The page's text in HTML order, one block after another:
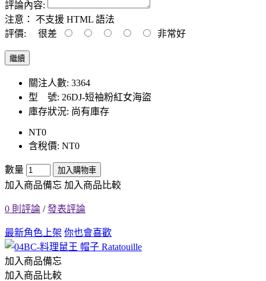
評論內容:
注意：
不支援 HTML 語法
評價: 很差 非常好
繼續
關注人數: 3364
型 號: 26DJ-短袖粉紅女海盜
庫存狀況: 尚有庫存
NT0
含稅價: NT0
數量 加入購物車
加入商品備忘 加入商品比較
0 則評論 /發表評論
最新角色上架 你也會喜歡
加入商品備忘
加入商品比較